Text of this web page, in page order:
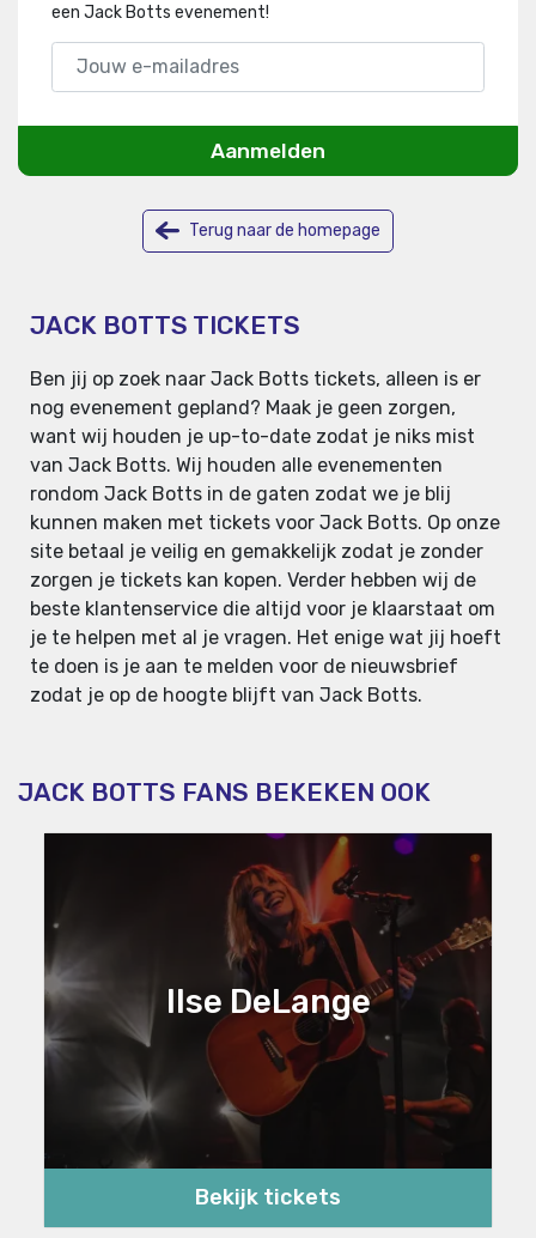
een Jack Botts evenement!
Aanmelden
Terug naar de homepage
JACK BOTTS TICKETS
Ben jij op zoek naar Jack Botts tickets, alleen is er
nog evenement gepland? Maak je geen zorgen,
want wij houden je up-to-date zodat je niks mist
van Jack Botts. Wij houden alle evenementen
rondom Jack Botts in de gaten zodat we je blij
kunnen maken met tickets voor Jack Botts. Op onze
site betaal je veilig en gemakkelijk zodat je zonder
zorgen je tickets kan kopen. Verder hebben wij de
beste klantenservice die altijd voor je klaarstaat om
je te helpen met al je vragen. Het enige wat jij hoeft
te doen is je aan te melden voor de nieuwsbrief
zodat je op de hoogte blijft van Jack Botts.
JACK BOTTS FANS BEKEKEN OOK
Ilse DeLange
Bekijk tickets